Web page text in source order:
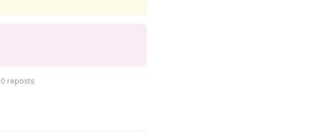
0 reposts